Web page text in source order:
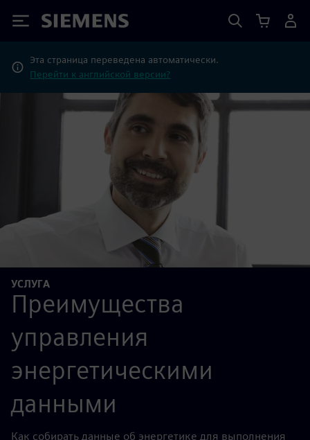
Siemens
Эта страница переведена автоматически.
Перейти к английской версии?
УСЛУГА
Преимущества
управления
энергетическими
данными
Как собирать данные об энергетике для выполнения